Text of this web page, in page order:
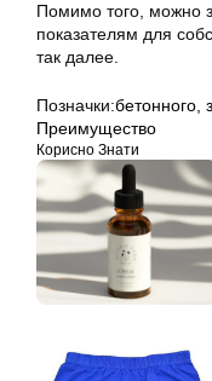
Помимо того, можно
показателям для
так далее.
Позначки:бетонного
Преимущество
Корисно Знати